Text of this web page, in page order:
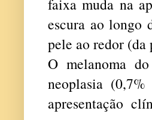
faixa muda na
escura ao longo
pele ao redor (da
O melanoma
neoplasia
apresentação